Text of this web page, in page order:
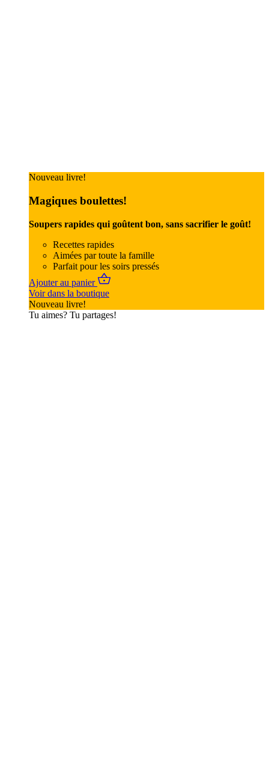
Nouveau livre!
Magiques boulettes!
Soupers rapides qui goûtent bon, sans sacrifier le goût!
Recettes rapides
Aimées par toute la famille
Parfait pour les soirs pressés
Ajouter au panier
Voir dans la boutique
Nouveau livre!
Tu aimes? Tu partages!